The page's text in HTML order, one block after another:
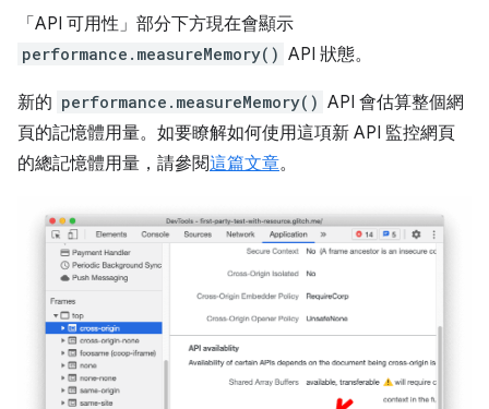
「API 可用性」 部分下方現在會顯示
performance.measureMemory() API 狀態。
新的 performance.measureMemory() API 會估算整個網
頁的記憶體用量。如要瞭解如何使用這項新 API 監控網頁
的總記憶體用量，請參閱這篇文章。